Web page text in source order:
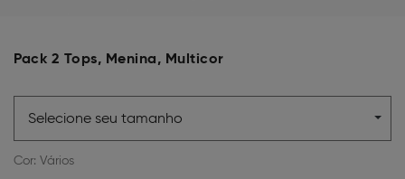
Pack 2 Tops, Menina, Multicor
Selecione seu tamanho
Cor: Vários